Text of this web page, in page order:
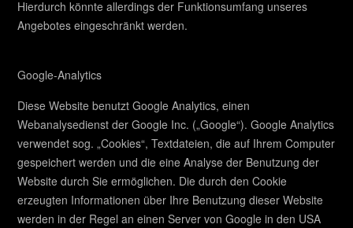
Hierdurch könnte allerdings der Funktionsumfang unseres
Angebotes eingeschränkt werden.
Google-Analytics
Diese Website benutzt Google Analytics, einen
Webanalysedienst der Google Inc. („Google“). Google Analytics
verwendet sog. „Cookies“, Textdateien, die auf Ihrem Computer
gespeichert werden und die eine Analyse der Benutzung der
Website durch Sie ermöglichen. Die durch den Cookie
erzeugten Informationen über Ihre Benutzung dieser Website
werden in der Regel an einen Server von Google in den USA